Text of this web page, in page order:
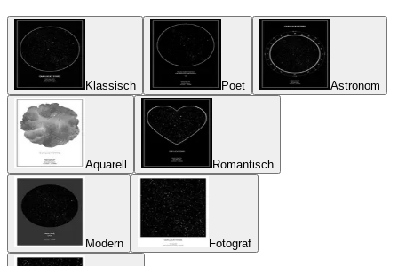
Klassisch Poet Astronom
Aquarell Romantisch
Modern Fotograf